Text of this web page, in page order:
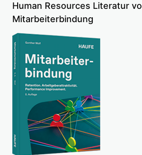
Human Resources Literatur
Mitarbeiterbindung